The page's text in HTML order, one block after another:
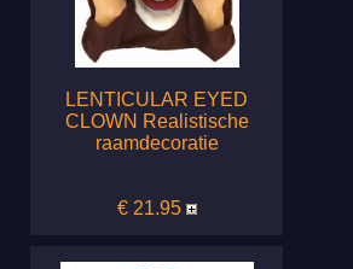
LENTICULAR EYED
CLOWN Realistische
raamdecoratie
€ 21.95